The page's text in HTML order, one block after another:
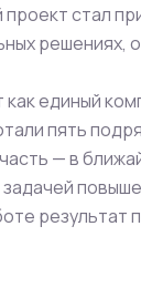
стал
решениях,
единый
пять
— в
результат